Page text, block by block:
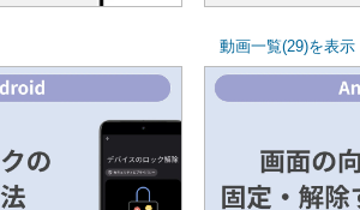
動画一覧(29)を表示
定方法画面の向きを固